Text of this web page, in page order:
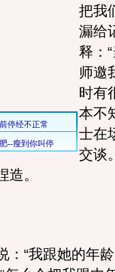
把我
漏给
释：
师邀
时有
本不
士在
交谈
。
“我跟她的年龄